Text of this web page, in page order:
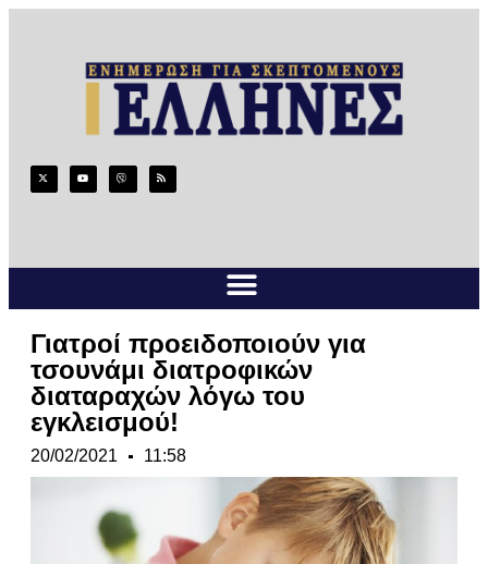
Γιατροί προειδοποιούν για
τσουνάμι διατροφικών
διαταραχών λόγω του
εγκλεισμού!
20/02/2021 11:58